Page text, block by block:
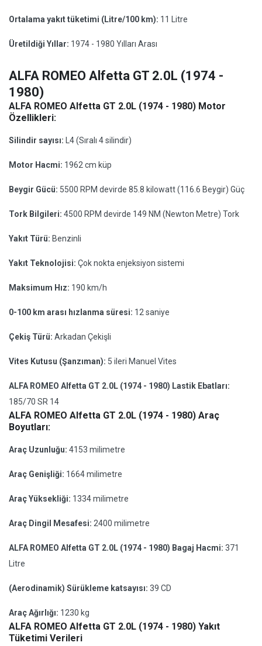
Ortalama yakıt tüketimi (Litre/100 km): 11 Litre
Üretildiği Yıllar: 1974 - 1980 Yılları Arası
ALFA ROMEO Alfetta GT 2.0L (1974 -
1980)
ALFA ROMEO Alfetta GT 2.0L (1974 - 1980) Motor
Özellikleri:
Silindir sayısı: L4 (Sıralı 4 silindir)
Motor Hacmi: 1962 cm küp
Beygir Gücü: 5500 RPM devirde 85.8 kilowatt (116.6 Beygir) Güç
Tork Bilgileri: 4500 RPM devirde 149 NM (Newton Metre) Tork
Yakıt Türü: Benzinli
Yakıt Teknolojisi: Çok nokta enjeksiyon sistemi
Maksimum Hız: 190 km/h
0-100 km arası hızlanma süresi: 12 saniye
Çekiş Türü: Arkadan Çekişli
Vites Kutusu (Şanzıman): 5 ileri Manuel Vites
ALFA ROMEO Alfetta GT 2.0L (1974 - 1980) Lastik Ebatları:
185/70 SR 14
ALFA ROMEO Alfetta GT 2.0L (1974 - 1980) Araç
Boyutları:
Araç Uzunluğu: 4153 milimetre
Araç Genişliği: 1664 milimetre
Araç Yüksekliği: 1334 milimetre
Araç Dingil Mesafesi: 2400 milimetre
ALFA ROMEO Alfetta GT 2.0L (1974 - 1980) Bagaj Hacmi: 371
Litre
(Aerodinamik) Sürükleme katsayısı: 39 CD
Araç Ağırlığı: 1230 kg
ALFA ROMEO Alfetta GT 2.0L (1974 - 1980) Yakıt
Tüketimi Verileri